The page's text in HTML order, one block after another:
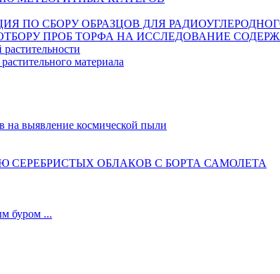
ПО СБОРУ ОБРАЗЦОВ ДЛЯ
ПРОБ ТОРФА НА ИССЛЕДОВАНИЕ
материала
выявление космической пыли
ОБЛАКОВ С БОРТА САМОЛЕТА
буром ...